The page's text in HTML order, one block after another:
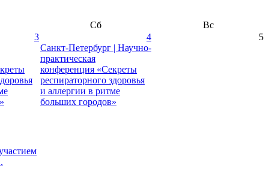
Сб
Вс
3
4
Санкт-Петербург | Научно-
практическая
конференция «Секреты
респираторного здоровья
и аллергии в ритме
больших городов»
5